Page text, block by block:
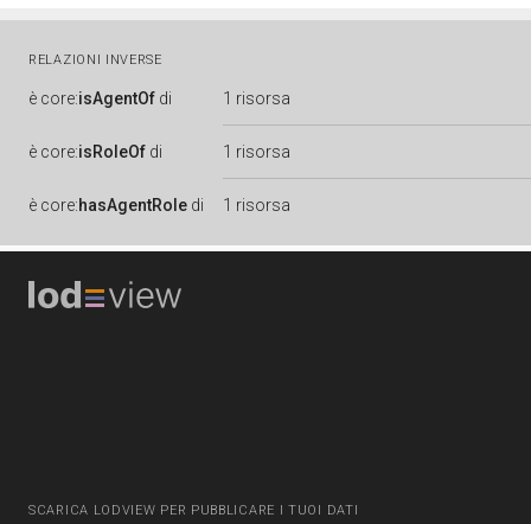
RELAZIONI INVERSE
è core:isAgentOf di 1 risorsa
è core:isRoleOf di 1 risorsa
è core:hasAgentRole di 1 risorsa
SCARICA LODVIEW PER PUBBLICARE I TUOI DATI